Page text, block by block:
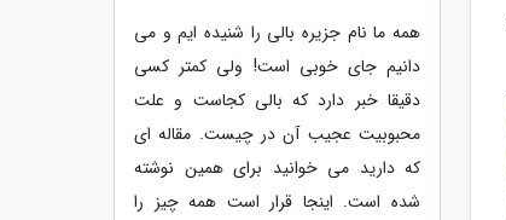
همه ما نام جزیره بالی را شنیده ایم و می
دانیم جای خوبی است! ولی کمتر کسی
دقیقا خبر دارد که بالی کجاست و علت
محبوبیت عجیب آن در چیست. مقاله ای
که دارید می خوانید برای همین نوشته
شده است. اینجا قرار است همه چیز را